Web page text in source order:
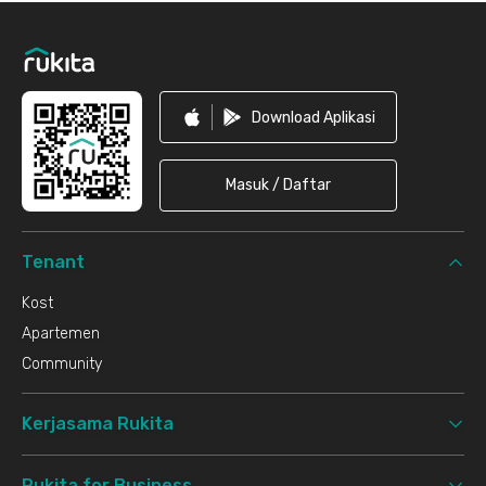
Download Aplikasi
Masuk / Daftar
Tenant
Kost
Apartemen
Community
Kerjasama Rukita